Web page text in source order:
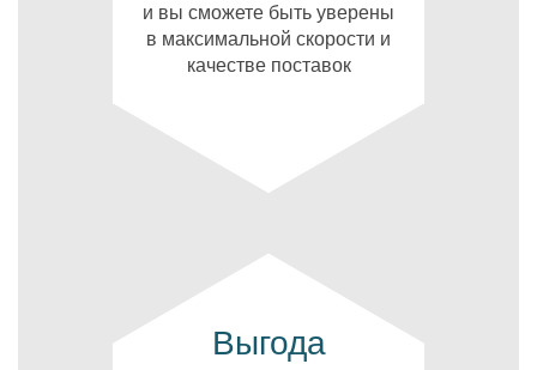
и вы сможете быть уверены
в максимальной скорости и
качестве поставок
Выгода